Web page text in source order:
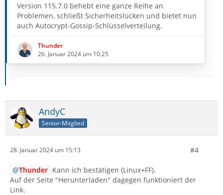
Version 115.7.0 behebt eine ganze Reihe an
Problemen, schließt Sicherheitslücken und bietet nun
auch Autocrypt-Gossip-Schlüsselverteilung.
Thunder
26. Januar 2024 um 10:25
AndyC
Senior-Mitglied
28. Januar 2024 um 15:13 #4
Thunder Kann ich bestätigen (Linux+FF).
Auf der Seite "Herunterladen" dagegen funktioniert der
Link.